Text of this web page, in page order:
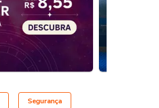
Segurança